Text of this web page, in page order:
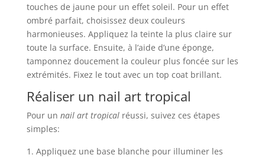
touches de jaune pour un effet soleil. Pour un effet
ombré parfait, choisissez deux couleurs
harmonieuses. Appliquez la teinte la plus claire sur
toute la surface. Ensuite, à l’aide d’une éponge,
tamponnez doucement la couleur plus foncée sur les
extrémités. Fixez le tout avec un top coat brillant.
Réaliser un nail art tropical
Pour un nail art tropicalréussi, suivez ces étapes
simples:
Appliquez une base blanche pour illuminer les